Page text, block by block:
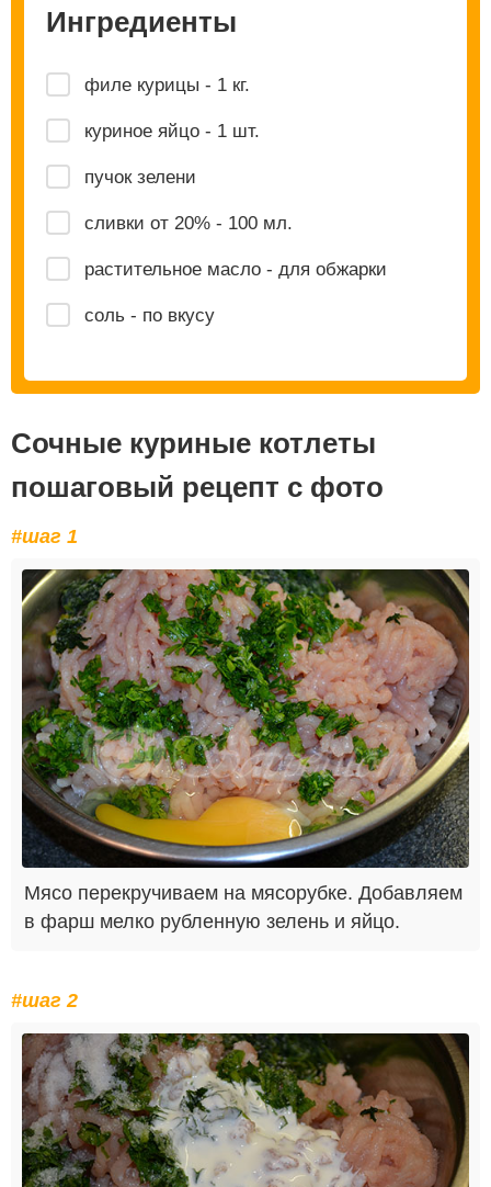
Ингредиенты
филе курицы - 1 кг.
куриное яйцо - 1 шт.
пучок зелени
сливки от 20% - 100 мл.
растительное масло - для обжарки
соль - по вкусу
Сочные куриные котлеты
пошаговый рецепт с фото
#шаг 1
Мясо перекручиваем на мясорубке. Добавляем
в фарш мелко рубленную зелень и яйцо.
#шаг 2